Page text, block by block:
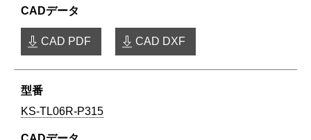
CAD PDF CAD DXF
KS-TL06R-P315